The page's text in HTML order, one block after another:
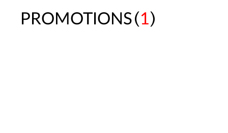
PROMOTIONS(1)